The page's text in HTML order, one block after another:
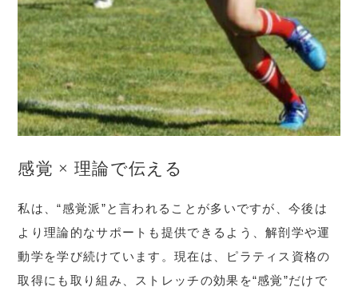
感覚 × 理論で伝える
私は、“感覚派”と言われることが多いですが、今後は
より理論的なサポートも提供できるよう、解剖学や運
動学を学び続けています。現在は、ピラティス資格の
取得にも取り組み、ストレッチの効果を“感覚”だけで